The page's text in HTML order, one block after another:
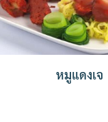
หมูแดงเจ